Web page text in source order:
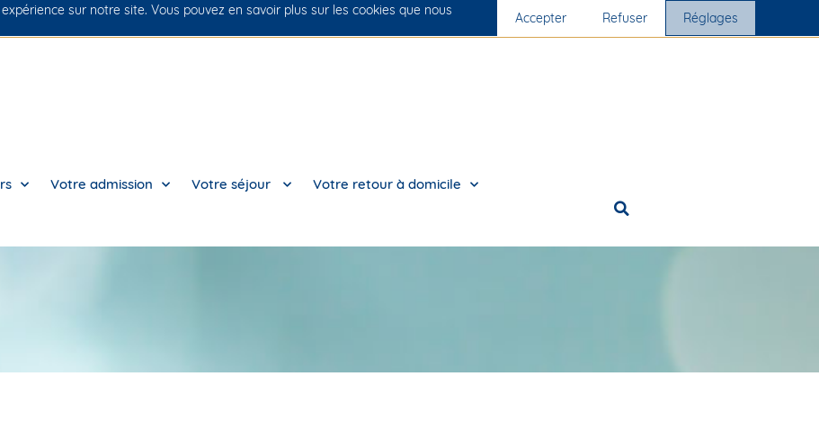
Nos cliniques Nous rejoindre
Votre admission Votre séjour Votre retour à domicile
sur notre site. Vous pouvez en savoir plus sur les cookies que nous
Accepter Refuser Réglages